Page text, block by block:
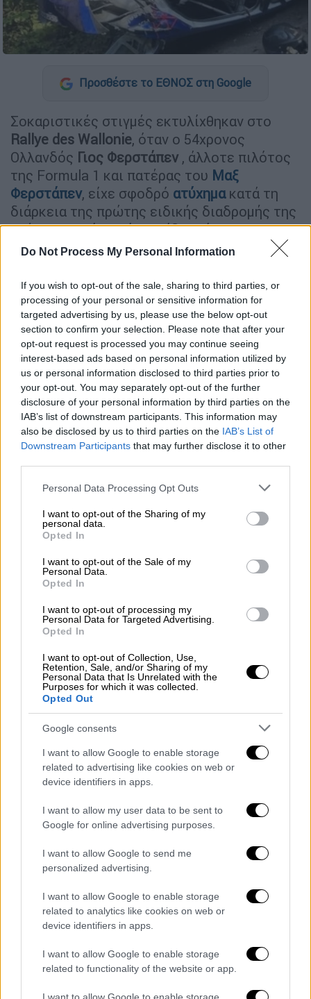
Do Not Process My Personal Information
If you wish to opt-out of the sale, sharing to third parties, or
processing of your personal or sensitive information for
targeted advertising by us, please use the below opt-out
section to confirm your selection. Please note that after your
opt-out request is processed you may continue seeing
interest-based ads based on personal information utilized by
us or personal information disclosed to third parties prior to
your opt-out. You may separately opt-out of the further
disclosure of your personal information by third parties on the
IAB’s list of downstream participants. This information may
also be disclosed by us to third parties on the IAB’s List of
Downstream Participants that may further disclose it to other
Please note that this website/app uses one or more Google
not limited to your visit or usage behaviour. You may click to
grant or deny consent to Google and its third-party tags to
use your data for below specified purposes in below Google
consent section.
Personal Data Processing Opt Outs
I want to opt-out of the Sharing of my
personal data.
Opted In
I want to opt-out of the Sale of my
Personal Data.
Opted In
I want to opt-out of processing my
Personal Data for Targeted Advertising.
Opted In
I want to opt-out of Collection, Use,
Retention, Sale, and/or Sharing of my
Personal Data that Is Unrelated with the
Purposes for which it was collected.
Opted Out
Google consents
I want to allow Google to enable storage
related to advertising like cookies on web or
device identifiers in apps.
I want to allow my user data to be sent to
Google for online advertising purposes.
I want to allow Google to send me
personalized advertising.
I want to allow Google to enable storage
related to analytics like cookies on web or
device identifiers in apps.
I want to allow Google to enable storage
related to functionality of the website or app.
Προσθέστε το ΕΘΝΟΣ στη Google
Σοκαριστικές στιγμές εκτυλίχθηκαν στο
Rallye des Wallonie, όταν ο 54χρονος
Ολλανδός Γιος Φερστάπεν , άλλοτε πιλότος
της Formula 1 και πατέρας του Μαξ
Φερστάπεν, είχε σφοδρό ατύχημακατά τη
διάρκεια της πρώτης ειδικής διαδρομής της
ημέρας, ωστόσο τόσο ο ίδιος όσο και ο
συνοδηγός του,Τζάσπερ Βερμιούλεν
αλώβητοι από τα συντρίμμια.
ΔΙΑΒΑΣΤΕ ΕΠΙΣΗΣ
Αθλητισμός |27.04.2026 08:39
Χάος στο Ουέσκα - Σαραγόσα: Γροθιά
που θα ζήλευε και ο... Μεϊγουέδερ
έριξε ο τερματοφύλακας Ανδράδα
Αθλητισμός|27.04.2026 10:00
Ξύλο και των γονέων σε αγώνα μποξ
στην Τουρκία - Θεατές χτύπησαν με
Ο πατέρας του τετράκις παγκόσμιου
πρωταθλητή της Formula 1 έχασε τον έλεγχο
του Skoda Fabia σε μία γρήγορη δεξιά
στροφή, βγήκε εκτός δρόμου και
μέσα στο δάσος της Βαλλωνίας. Η
πρόσκρουση ήταν τόσο δυνατή, που το
δέντρο ξεριζώθηκε, ενώ το αυτοκίνητο
ανατράπηκε και κατέληξε ανάποδα, πλήρως
κατεστραμμένο.
Παρά τη σφοδρότητα του ατυχήματος και
την εικόνα διάλυσης του οχήματος, τα
υποδειγματικά, με τους δύο επιβαίνοντες να
βγαίνουν μόνοι τους από το αυτοκίνητο
χωρίς τον παραμικρό τραυματισμό. Οι
διοργανωτές επιβεβαίωσαν άμεσα ότι δεν
αντιμετωπίζουν κάποιο πρόβλημα με την
υγεία τους.
παρουσία του Φερστάπεν στο βελγικό ράλι,
όπου συμμετείχε στο πλαίσιο της
περιορισμένης, αλλά σταθερής ενασχόλησής